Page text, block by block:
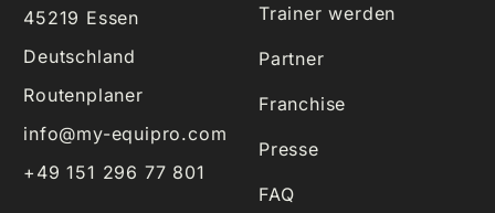
45219 Essen
Deutschland
Routenplaner
info@my-equipro.com
+49 151 296 77 801
Trainer werden
Partner
Franchise
Presse
FAQ